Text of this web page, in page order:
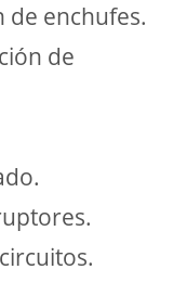
de enchufes.
de